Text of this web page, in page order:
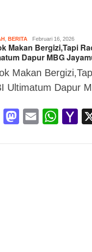
BERITA Suryo
S
Februari 16, 2026
Makan Bergizi,Tapi
Dapur MBG
Makan
Ultimatum Dapur
Facebook
Mastodon
Email